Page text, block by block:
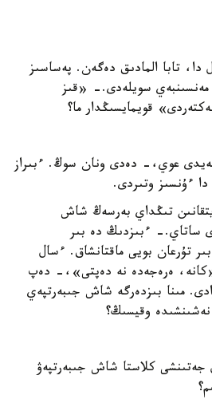
تابا المادىق دەگەن. پەساسىز
سويلەدى.- «قىز
قويمايسىڭدار ما؟
عوي،- دەدى ونان سوڭ. ءبىراز
ءۇنسىز وتىردى.
تىڭداي بەرسەڭ شاش
ساتاي.- ءبىزدىڭ دە بىر
تۇرعان بويى ماقتانشاق. ءسال
ەرەجەدە نە دەپتى»،- دەپ
مىنا بىزدەرگە شاش جىبەرتپەي
وقيسىڭ؟
كلاستا شاش جىبەرتپەۋ